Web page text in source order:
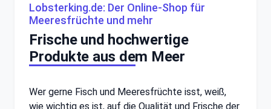
Lobsterking.de: Der Online-Shop für
Meeresfrüchte und mehr
Frische und hochwertige
Produkte aus dem Meer
Wer gerne Fisch und Meeresfrüchte isst, weiß,
wie wichtig es ist, auf die Qualität und Frische der